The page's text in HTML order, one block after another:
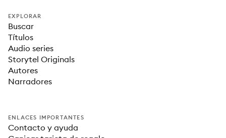
EXPLORAR
Buscar
Títulos
Audio series
Storytel Originals
Autores
Narradores
ENLACES IMPORTANTES
Contacto y ayuda